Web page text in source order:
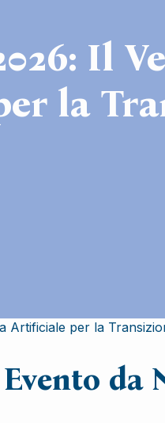
Il
la
Artificiale per la
da